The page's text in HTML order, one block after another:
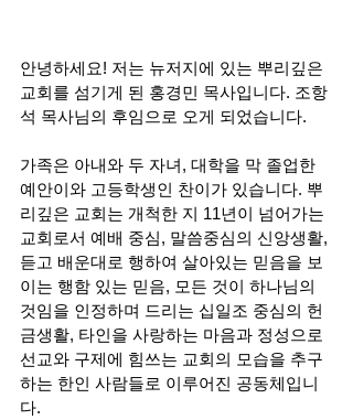
안녕하세요! 저는 뉴저지에 있는 뿌리깊은
교회를 섬기게 된 홍경민 목사입니다. 조항
석 목사님의 후임으로 오게 되었습니다.
가족은 아내와 두 자녀, 대학을 막 졸업한
예안이와 고등학생인 찬이가 있습니다. 뿌
리깊은 교회는 개척한 지 11년이 넘어가는
교회로서 예배 중심, 말씀중심의 신앙생활,
듣고 배운대로 행하여 살아있는 믿음을 보
이는 행함 있는 믿음, 모든 것이 하나님의
것임을 인정하며 드리는 십일조 중심의 헌
금생활, 타인을 사랑하는 마음과 정성으로
선교와 구제에 힘쓰는 교회의 모습을 추구
하는 한인 사람들로 이루어진 공동체입니
다.